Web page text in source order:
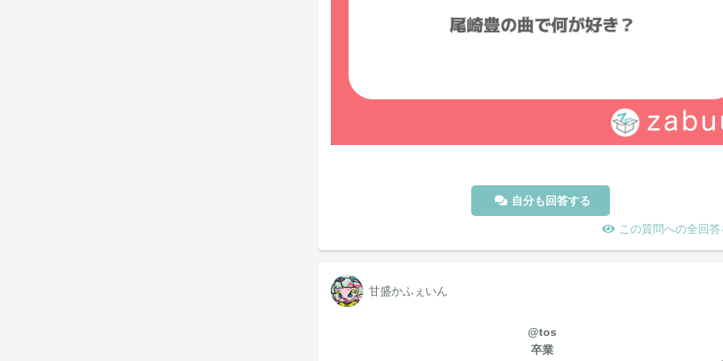
自分も回答する
この質問への全回
甘盛かふぇいん
@tos
卒業